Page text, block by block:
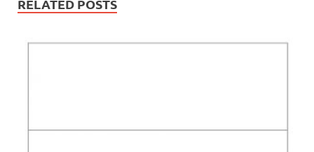
RELATED POSTS